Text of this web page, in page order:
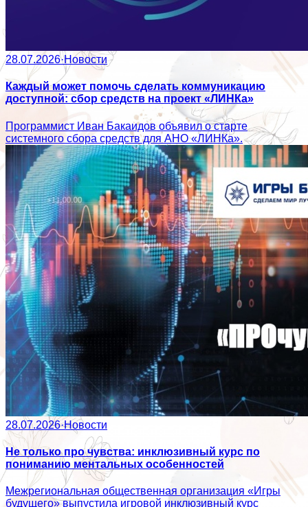
28.07.2026·Новости
Каждый может помочь сделать коммуникацию
доступной: сбор средств на проект «ЛИНКа»
Программист Иван Бакаидов объявил о старте
системного сбора средств для АНО «ЛИНКа».
28.07.2026·Новости
Не только про чувства: инклюзивный курс по
пониманию ментальных особенностей
Межрегиональная общественная организация «Игры
будущего» выпустила игровой инклюзивный курс